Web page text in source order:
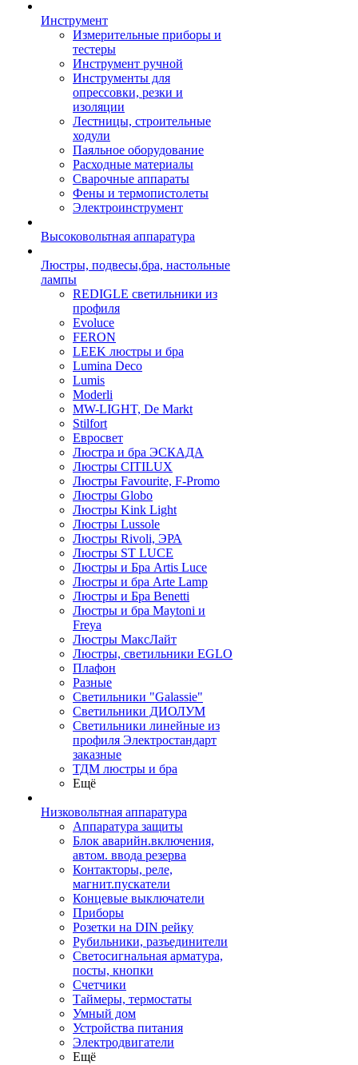
Инструмент
Измерительные приборы и
тестеры
Инструмент ручной
Инструменты для
опрессовки, резки и
изоляции
Лестницы, строительные
ходули
Паяльное оборудование
Расходные материалы
Сварочные аппараты
Фены и термопистолеты
Электроинструмент
Высоковольтная аппаратура
Люстры, подвесы,бра, настольные
лампы
REDIGLE светильники из
профиля
Evoluce
FERON
LEEK люстры и бра
Lumina Deco
Lumis
Moderli
MW-LIGHT, De Markt
Stilfort
Евросвет
Люстра и бра ЭСКАДА
Люстры CITILUX
Люстры Favourite, F-Promo
Люстры Globo
Люстры Kink Light
Люстры Lussole
Люстры Rivoli, ЭРА
Люстры ST LUCE
Люстры и Бра Artis Luce
Люстры и бра Arte Lamp
Люстры и Бра Benetti
Люстры и бра Maytoni и
Freya
Люстры МаксЛайт
Люстры, светильники EGLO
Плафон
Разные
Светильники "Galassie"
Светильники ДИОЛУМ
Светильники линейные из
профиля Электростандарт
заказные
ТДМ люстры и бра
Ещё
Низковольтная аппаратура
Аппаратура защиты
Блок аварийн.включения,
автом. ввода резерва
Контакторы, реле,
магнит.пускатели
Концевые выключатели
Приборы
Розетки на DIN рейку
Рубильники, разъединители
Светосигнальная арматура,
посты, кнопки
Счетчики
Таймеры, термостаты
Умный дом
Устройства питания
Электродвигатели
Ещё